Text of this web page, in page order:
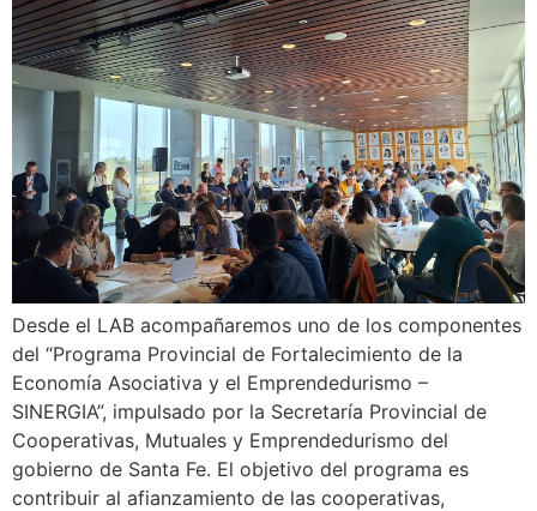
Desde el LAB acompañaremos uno de los componentes
del “Programa Provincial de Fortalecimiento de la
Economía Asociativa y el Emprendedurismo –
SINERGIA”, impulsado por la Secretaría Provincial de
Cooperativas, Mutuales y Emprendedurismo del
gobierno de Santa Fe. El objetivo del programa es
contribuir al afianzamiento de las cooperativas,